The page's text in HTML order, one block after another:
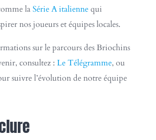
laSérie A italiennequi
nos joueurs et équipes locales.
sur le parcours des Briochins
consultez : Le Télégramme, ou
suivre l’évolution de notre équipe